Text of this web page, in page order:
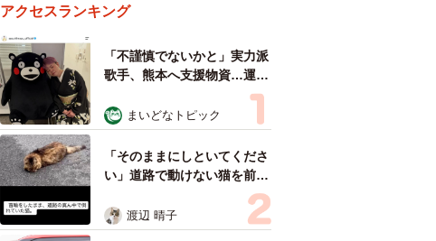
アクセスランキング
「不謹慎でないかと」実力派
歌手、熊本へ支援物資…運搬
トラックの車体デザインにた
めらい 「痛いほど伝わる」
「行動され立派」
まいどなトピック
「そのままにしといてくださ
い」道路で動けない猫を前に
返された一言… 懸命に生き
ようとした4日間 「命の重
さはみんな同じ」保護団体代
渡辺 晴子